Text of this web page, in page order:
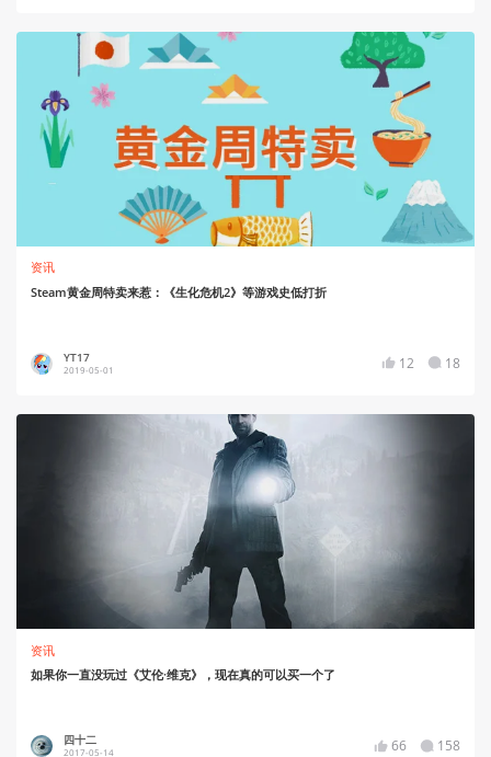
资讯
Steam黄金周特卖来惹：《生化危机2》等游戏史低打折
YT17
2019-05-01 12 18
资讯
如果你一直没玩过《艾伦·维克》，现在真的可以买一个了
四十二
2017-05-14 66 158